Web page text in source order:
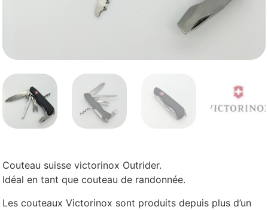
Couteau suisse victorinox Outrider.
Idéal en tant que couteau de randonnée.
Les couteaux Victorinox sont produits depuis plus d’un